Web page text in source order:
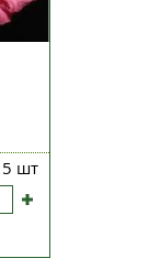
5 шт